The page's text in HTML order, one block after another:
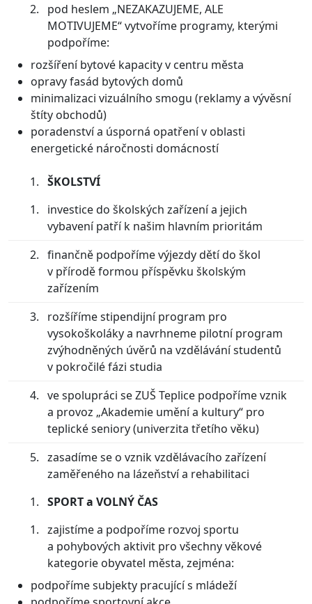
pod heslem „NEZAKAZUJEME, ALE
MOTIVUJEME“ vytvoříme programy, kterými
podpoříme:
rozšíření bytové kapacity v centru města
opravy fasád bytových domů
minimalizaci vizuálního smogu (reklamy a vývěsní
štíty obchodů)
poradenství a úsporná opatření v oblasti
energetické náročnosti domácností
ŠKOLSTVÍ
investice do školských zařízení a jejich
vybavení patří k našim hlavním prioritám
finančně podpoříme výjezdy dětí do škol
v přírodě formou příspěvku školským
zařízením
rozšíříme stipendijní program pro
vysokoškoláky a navrhneme pilotní program
zvýhodněných úvěrů na vzdělávání studentů
v pokročilé fázi studia
ve spolupráci se ZUŠ Teplice podpoříme vznik
a provoz „Akademie umění a kultury“ pro
teplické seniory (univerzita třetího věku)
zasadíme se o vznik vzdělávacího zařízení
zaměřeného na lázeňství a rehabilitaci
SPORT a VOLNÝ ČAS
zajistíme a podpoříme rozvoj sportu
a pohybových aktivit pro všechny věkové
kategorie obyvatel města, zejména:
podpoříme subjekty pracující s mládeží